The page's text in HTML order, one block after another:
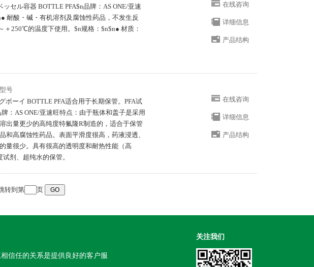
ッセル容器 BOTTLE PFA$n品牌：AS ONE/亚速
耐酸・碱・有机溶剂及腐蚀性药品，不发生反
＋250℃的温度下使用。$n规格：$n$n● 材质：
在线咨询
详细信息
产品结构
号
ボーイ BOTTLE PFA适合用于长期保管。PFA试
：AS ONE/亚速旺特点：由于瓶体和盖子是采用
出量更少的高纯度特氟隆R制造的，适合于保管
和高腐蚀性药品。表面平滑度很高，药液浸透、
量很少。具有很高的透明度和耐热性能（高
剂、超纯水的保管。
在线咨询
详细信息
产品结构
转到第 页
信任的关系是提供良好的客户服
关注我们